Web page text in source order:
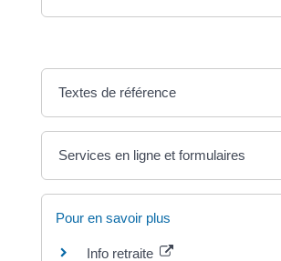
Textes de référence
Services en ligne et formulaires
Pour en savoir plus
Info retraite